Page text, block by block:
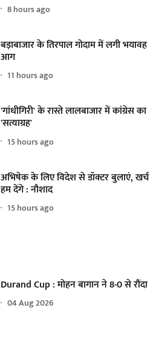
8 hours ago
बड़ाबाजार के तिरपाल गोदाम में लगी भयावह
आग
11 hours ago
'गांधीगिरी' के रास्ते लालबाजार में कांग्रेस का
'सत्याग्रह'
15 hours ago
अभिषेक के लिए विदेश से डॉक्टर बुलाएं, खर्च
हम देंगे : नौशाद
15 hours ago
Durand Cup : मोहन बागान ने 8-0 से रौंदा
04 Aug 2026